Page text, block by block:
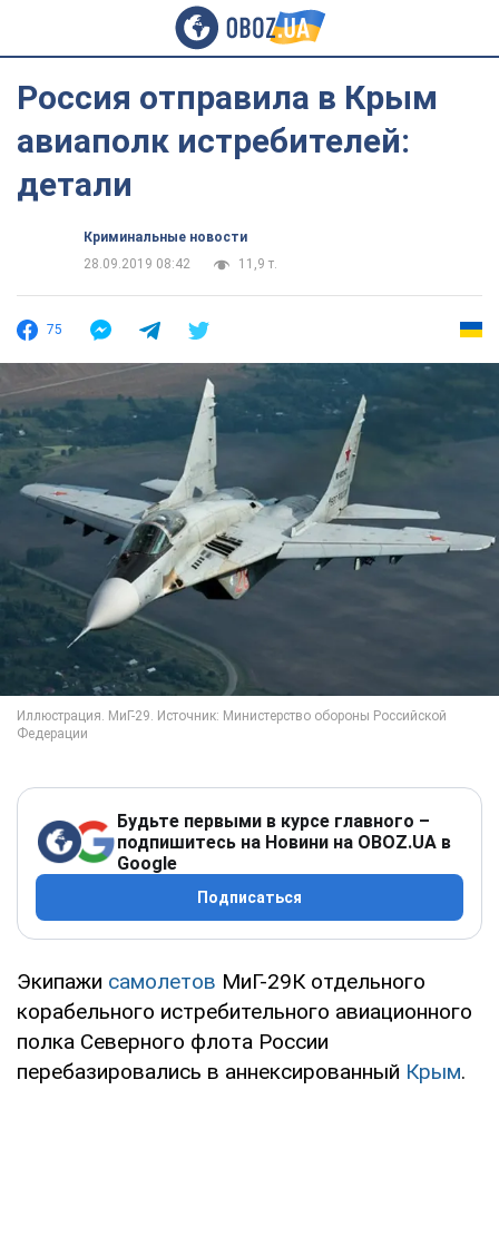
Россия отправила в Крым
авиаполк истребителей:
детали
Криминальные новости
28.09.2019 08:42
11,9 т.
75
Будьте первыми в курсе главного –
подпишитесь на Новини на OBOZ.UA в
Google
Подписаться
Экипажи самолетов МиГ-29К отдельного
корабельного истребительного авиационного
полка Северного флота России
перебазировались в аннексированный Крым.